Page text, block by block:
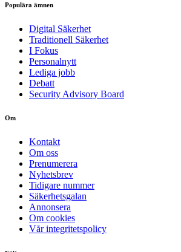
Populära ämnen
Digital Säkerhet
Traditionell Säkerhet
I Fokus
Personalnytt
Lediga jobb
Debatt
Security Advisory Board
Om
Kontakt
Om oss
Prenumerera
Nyhetsbrev
Tidigare nummer
Säkerhetsgalan
Annonsera
Om cookies
Vår integritetspolicy